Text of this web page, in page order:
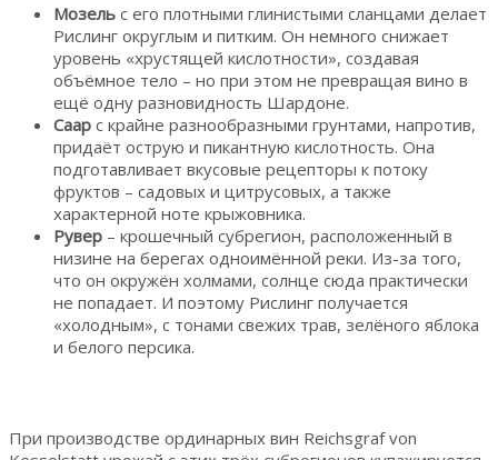
Мозель с его плотными глинистыми сланцами делает
Рислинг округлым и питким. Он немного снижает
уровень «хрустящей кислотности», создавая
объёмное тело – но при этом не превращая вино в
ещё одну разновидность Шардоне.
Саар с крайне разнообразными грунтами, напротив,
придаёт острую и пикантную кислотность. Она
подготавливает вкусовые рецепторы к потоку
фруктов – садовых и цитрусовых, а также
характерной ноте крыжовника.
Рувер – крошечный субрегион, расположенный в
низине на берегах одноимённой реки. Из-за того,
что он окружён холмами, солнце сюда практически
не попадает. И поэтому Рислинг получается
«холодным», с тонами свежих трав, зелёного яблока
и белого персика.
При производстве ординарных вин Reichsgraf von